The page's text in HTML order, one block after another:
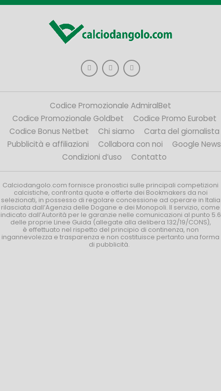
Codice Promozionale AdmiralBet
Codice Promozionale Goldbet
Codice Promo Eurobet
Codice Bonus Netbet
Chi siamo
Carta del giornalista
Pubblicità e affiliazioni
Collabora con noi
Google News
Condizioni d’uso
Contatto
Calciodangolo.com fornisce pronostici sulle principali competizioni
calcistiche, confronta quote e offerte dei Bookmakers da noi
selezionati, in possesso di regolare concessione ad operare in Italia
rilasciata dall’Agenzia delle Dogane e dei Monopoli. Il servizio, come
indicato dall’Autorità per le garanzie nelle comunicazioni al punto 5.6
delle proprie Linee Guida (allegate alla delibera 132/19/CONS),
è effettuato nel rispetto del principio di continenza, non
ingannevolezza e trasparenza e non costituisce pertanto una forma
di pubblicità.